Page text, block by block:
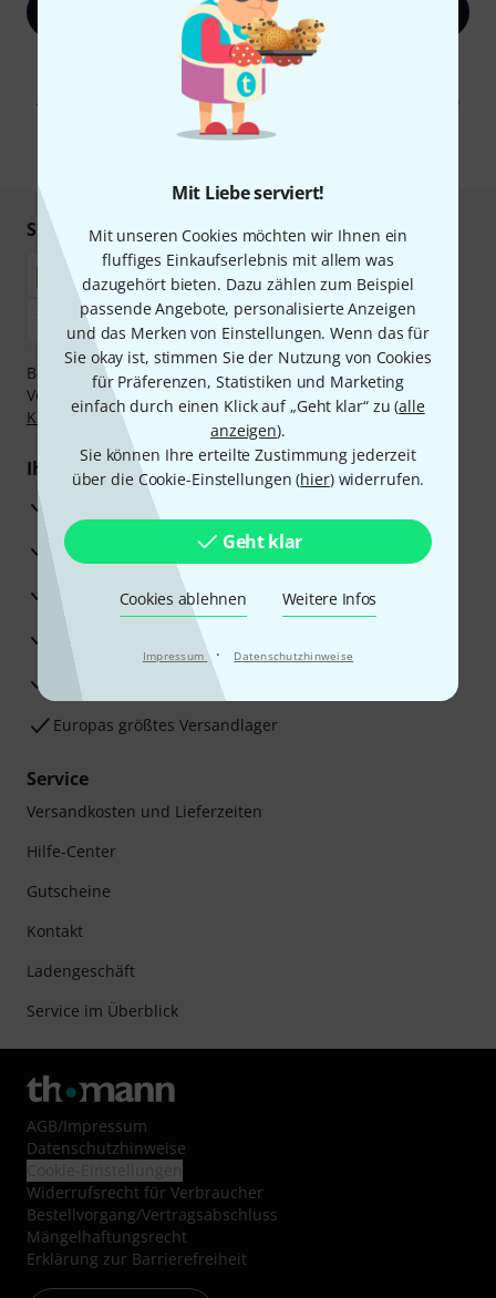
Mit Liebe serviert!
Mit unseren Cookies möchten wir Ihnen ein
fluffiges Einkaufserlebnis mit allem was
dazugehört bieten. Dazu zählen zum Beispiel
passende Angebote, personalisierte Anzeigen
und das Merken von Einstellungen. Wenn das für
Sie okay ist, stimmen Sie der Nutzung von Cookies
für Präferenzen, Statistiken und Marketing
einfach durch einen Klick auf „Geht klar“ zu (alle
anzeigen).
Sie können Ihre erteilte Zustimmung jederzeit
über die Cookie-Einstellungen (hier) widerrufen.
Geht klar
Cookies ablehnen Weitere Infos
Impressum · Datenschutzhinweise
Jetzt anmelden
Mit Klick auf „Jetzt anmelden“ stimmen Sie dem Erhalt von E-Mail-
Werbung und einer Messung des E-Mail-Nutzungsverhaltens zu. Die
Abmeldung ist jederzeit möglich. Weitere Informationen finden Sie in
unserenDatenschutzhinweisen
Sicher einkaufen & bezahlen
Bezahlen Sie vertraulich und sicher per Nachnahme,
Vorkasse, PayPal, Amazon Pay,Klarna Sofort bezahlen
Klarna Ratenzahlungoder Kreditkarte.
Ihre Vorteile
3 Jahre Thomann Garantie
30 Tage Money-Back-Garantie
Reparaturservice
Beratung durch Fachexperten
Zufriedenheitsgarantie
Europas größtes Versandlager
Service
Versandkosten und Lieferzeiten
Hilfe-Center
Gutscheine
Kontakt
Ladengeschäft
Service im Überblick
AGB/Impressum
Datenschutzhinweise
Widerrufsrecht für Verbraucher
Bestellvorgang/Vertragsabschluss
Mängelhaftungsrecht
Erklärung zur Barrierefreiheit